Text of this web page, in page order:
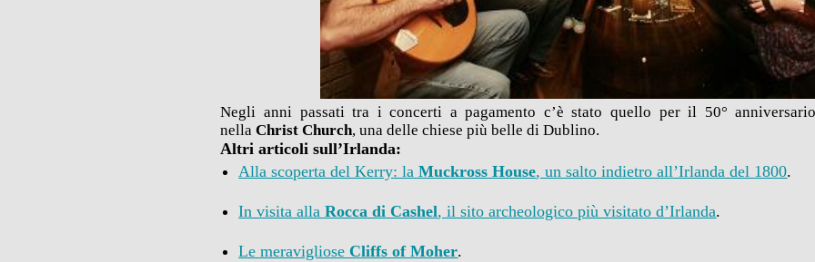
Negli anni passati tra i concerti a pagamento c’è stato quello per il 50°
nellaChrist Church, una delle chiese più belle di Dublino.
Altri articoli sull’Irlanda:
Alla scoperta del Kerry: laMuckross House, un salto indietro all’Irlanda del 1800.
In visita allaRocca di Cashel, il sito archeologico più visitato d’Irlanda.
Le meravigliose Cliffs of Moher.